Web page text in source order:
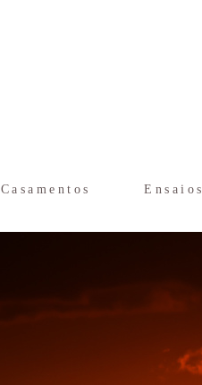
Casamentos Ensaios